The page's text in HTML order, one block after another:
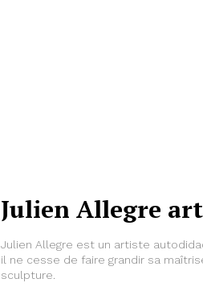
Julien Allegre
Julien Allegre est un artiste
il ne cesse de faire grandir sa
sculpture.